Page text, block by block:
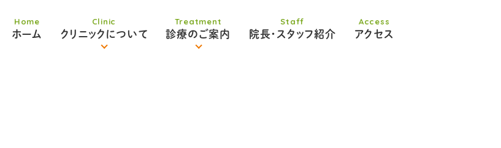
ホーム クリニックについて 診療のご案内 院長・スタッフ紹介 アクセス